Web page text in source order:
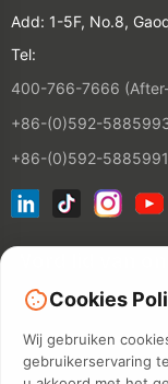
Add: 1-5F, No.8,
Tel:
400-766-7666
+86-(0)592-
+86-(0)592-
Cookies
Wij gebruiken
gebruikerservaring